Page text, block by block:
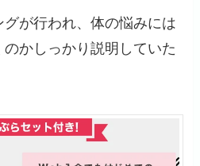
が行われ、体の悩みには
かしっかり説明していた